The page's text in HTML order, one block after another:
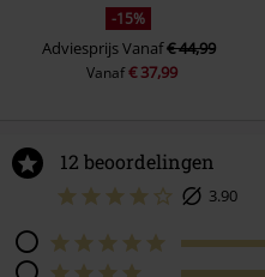
-15%
AdviesprijsVanaf€ 44,99
Vanaf€ 37,99
12 beoordelingen
3.90